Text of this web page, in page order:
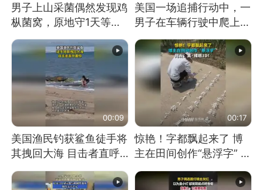
男子上山采菌偶然发现鸡
枞菌窝，原地守1天等它
长大：挖了140多朵
美国一场追捕行动中，一
男子在车辆行驶中爬上车
顶跳舞。（新京报）
00:09
美国渔民钓获鲨鱼徒手将
其拽回大海 目击者直呼
震惊 （视频来源：参考
消息）
00:17
惊艳！字都飘起来了 博
主在田间创作“悬浮字” 网
友：真·裸眼3D！